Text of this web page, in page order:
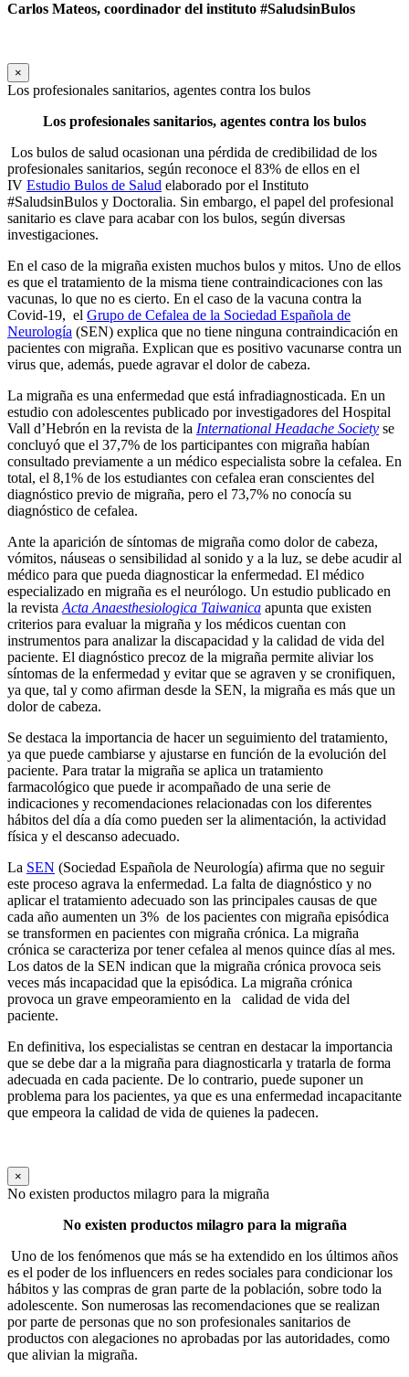
Carlos Mateos, coordinador del instituto #SaludsinBulos
×
Los profesionales sanitarios, agentes contra los bulos
Los profesionales sanitarios, agentes contra los bulos
Los bulos de salud ocasionan una pérdida de credibilidad de los
profesionales sanitarios, según reconoce el 83% de ellos en el
IV Estudio Bulos de Salud elaborado por el Instituto
#SaludsinBulos y Doctoralia. Sin embargo, el papel del profesional
sanitario es clave para acabar con los bulos, según diversas
investigaciones.
En el caso de la migraña existen muchos bulos y mitos. Uno de ellos
es que el tratamiento de la misma tiene contraindicaciones con las
vacunas, lo que no es cierto. En el caso de la vacuna contra la
Covid-19, el Grupo de Cefalea de la Sociedad Española de
Neurología (SEN) explica que no tiene ninguna contraindicación en
pacientes con migraña. Explican que es positivo vacunarse contra un
virus que, además, puede agravar el dolor de cabeza.
La migraña es una enfermedad que está infradiagnosticada. En un
estudio con adolescentes publicado por investigadores del Hospital
Vall d’Hebrón en la revista de la International Headache Society se
concluyó que el 37,7% de los participantes con migraña habían
consultado previamente a un médico especialista sobre la cefalea. En
total, el 8,1% de los estudiantes con cefalea eran conscientes del
diagnóstico previo de migraña, pero el 73,7% no conocía su
diagnóstico de cefalea.
Ante la aparición de síntomas de migraña como dolor de cabeza,
vómitos, náuseas o sensibilidad al sonido y a la luz, se debe acudir al
médico para que pueda diagnosticar la enfermedad. El médico
especializado en migraña es el neurólogo. Un estudio publicado en
la revistaActa Anaesthesiologica Taiwanica apunta que existen
criterios para evaluar la migraña y los médicos cuentan con
instrumentos para analizar la discapacidad y la calidad de vida del
paciente. El diagnóstico precoz de la migraña permite aliviar los
síntomas de la enfermedad y evitar que se agraven y se cronifiquen,
ya que, tal y como afirman desde la SEN, la migraña es más que un
dolor de cabeza.
Se destaca la importancia de hacer un seguimiento del tratamiento,
ya que puede cambiarse y ajustarse en función de la evolución del
paciente. Para tratar la migraña se aplica un tratamiento
farmacológico que puede ir acompañado de una serie de
indicaciones y recomendaciones relacionadas con los diferentes
hábitos del día a día como pueden ser la alimentación, la actividad
física y el descanso adecuado.
La SEN (Sociedad Española de Neurología) afirma que no seguir
este proceso agrava la enfermedad. La falta de diagnóstico y no
aplicar el tratamiento adecuado son las principales causas de que
cada año aumenten un 3% de los pacientes con migraña episódica
se transformen en pacientes con migraña crónica. La migraña
crónica se caracteriza por tener cefalea al menos quince días al mes.
Los datos de la SEN indican que la migraña crónica provoca seis
veces más incapacidad que la episódica. La migraña crónica
provoca un grave empeoramiento en la calidad de vida del
paciente.
En definitiva, los especialistas se centran en destacar la importancia
que se debe dar a la migraña para diagnosticarla y tratarla de forma
adecuada en cada paciente. De lo contrario, puede suponer un
problema para los pacientes, ya que es una enfermedad incapacitante
que empeora la calidad de vida de quienes la padecen.
×
No existen productos milagro para la migraña
No existen productos milagro para la migraña
Uno de los fenómenos que más se ha extendido en los últimos años
es el poder de los influencers en redes sociales para condicionar los
hábitos y las compras de gran parte de la población, sobre todo la
adolescente. Son numerosas las recomendaciones que se realizan
por parte de personas que no son profesionales sanitarios de
productos con alegaciones no aprobadas por las autoridades, como
que alivian la migraña.